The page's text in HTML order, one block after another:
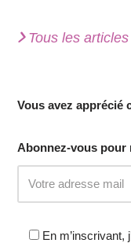
Tous les
Vous avez apprécié
Abonnez-vous
En m’inscrivant,